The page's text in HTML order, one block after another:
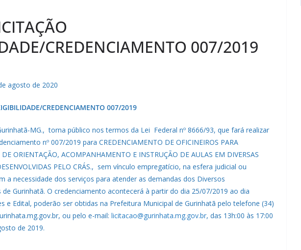
CREDENCIAMENTO 007/2019
agosto de 2020
CREDENCIAMENTO 007/2019
MG., torna público nos termos da Lei Federal nº 8666/93, que fará realizar
nº 007/2019 para CREDENCIAMENTO DE OFICINEIROS PARA
DE ORIENTAÇÃO, ACOMPANHAMENTO E INSTRUÇÃO DE AULAS EM DIVERSAS
PELO CRÁS., sem vínculo empregatício, na esfera judicial ou
a necessidade dos serviços para atender as demandas dos Diversos
Gurinhatã. O credenciamento acontecerá à partir do dia 25/07/2019 ao dia
e Edital, poderão ser obtidas na Prefeitura Municipal de Gurinhatã pelo telefone (34)
ou pelo e-mail: licitacao@gurinhata.mg.gov.br, das 13h:00 às 17:00
de 2019.